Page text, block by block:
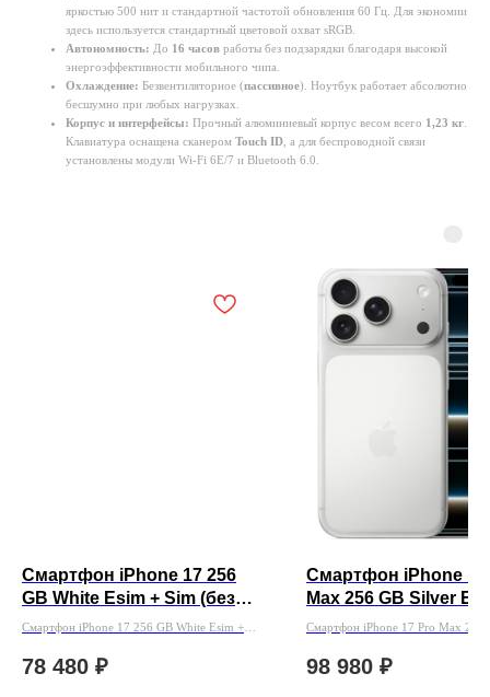
яркостью 500 нит и стандартной частотой обновления 60 Гц. Для экономии
здесь используется стандартный цветовой охват sRGB.
Автономность: До 16 часов работы без подзарядки благодаря высокой
энергоэффективности мобильного чипа.
Охлаждение: Безвентиляторное (пассивное). Ноутбук работает абсолютно
бесшумно при любых нагрузках.
Корпус и интерфейсы: Прочный алюминиевый корпус весом всего 1,23 кг
Клавиатура оснащена сканером Touch ID , а для беспроводной связи
установлены модули Wi-Fi 6E/7 и Bluetooth 6.0.
Смартфон iPhone 17 256
GB White Esim + Sim (без
Rustore)
Смартфон iPhone 17 256 GB White Esim +
78 480 ₽
Смартфон iPhone 17
Max 256 GB Silver
Rustore)
Смартфон iPhone 17 Pro Max 256
98 980 ₽